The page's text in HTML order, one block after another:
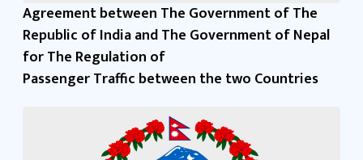
Agreement between The Government of The
Republic of India and The Government of Nepal
for The Regulation of
Passenger Traffic between the two Countries